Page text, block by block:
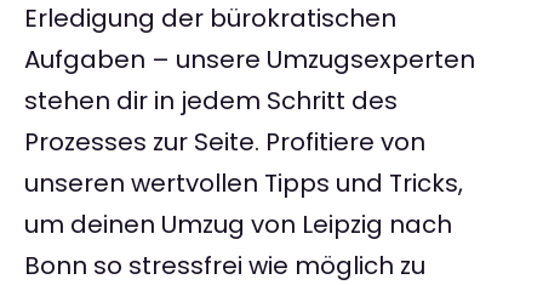
Erledigung der bürokratischen
Aufgaben – unsere Umzugsexperten
stehen dir in jedem Schritt des
Prozesses zur Seite. Profitiere von
unseren wertvollen Tipps und Tricks,
um deinen Umzug von Leipzig nach
Bonn so stressfrei wie möglich zu